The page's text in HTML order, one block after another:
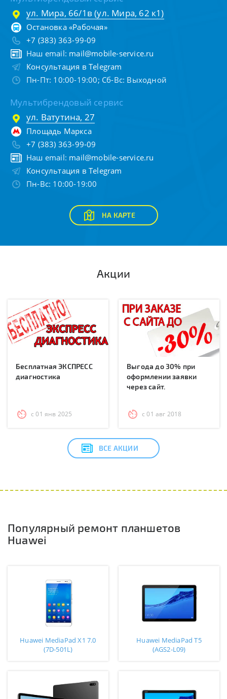
ул. Мира, 66/1в (ул. Мира, 62 к1)
Остановка «Рабочая»
+7 (383) 363-99-09
Наш email: mail@mobile-service.ru
Консультация в Telegram
Пн-Пт: 10:00-19:00; Сб-Вс: Выходной
Мультибрендовый сервис
ул. Ватутина, 27
Площадь Маркса
+7 (383) 363-99-09
Наш email: mail@mobile-service.ru
Консультация в Telegram
Пн-Вс: 10:00-19:00
НА КАРТЕ
Акции
Бесплатная ЭКСПРЕСС
диагностика
с 01 янв 2025
Выгода до 30% при
оформлении заявки
через сайт.
с 01 авг 2018
ВСЕ АКЦИИ
Популярный ремонт планшетов
Huawei
Huawei MediaPad X1 7.0
(7D-501L)
Huawei MediaPad T5
(AGS2-L09)